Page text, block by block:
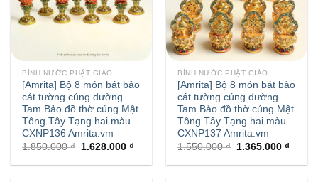
BÌNH NƯỚC PHẬT GIÁO
[Amrita] Bộ 8 món bát bảo
cát tường cúng dường
Tam Bảo đồ thờ cúng Mật
Tông Tây Tạng hai màu –
CXNP136 Amrita.vm
1.850.000₫ 1.628.000₫
BÌNH NƯỚC PHẬT GIÁO
[Amrita] Bộ 8 món bát bảo
cát tường cúng dường
Tam Bảo đồ thờ cúng Mật
Tông Tây Tạng hai màu –
CXNP137 Amrita.vm
1.550.000₫ 1.365.000₫